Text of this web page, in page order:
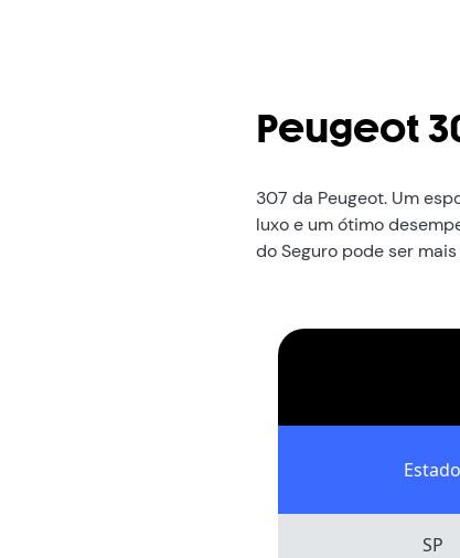
Peugeot
307 da Peugeot. Um
luxo e um ótimo
do Seguro pode ser
Estado
SP